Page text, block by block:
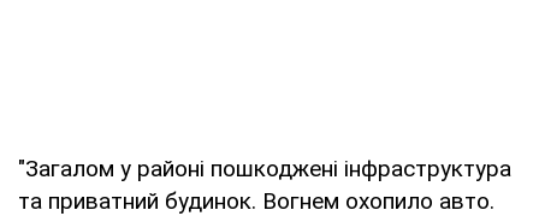
"Загалом у районі пошкоджені інфраструктура
та приватний будинок. Вогнем охопило авто.